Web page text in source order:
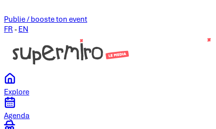
Publie / booste ton event
FR - EN
Explore
Agenda